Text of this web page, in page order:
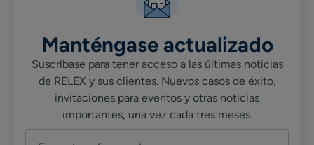
Manténgase actualizado
Suscríbase para tener acceso a las últimas noticias
de RELEX y sus clientes. Nuevos casos de éxito,
invitaciones para eventos y otras noticias
importantes, una vez cada tres meses.